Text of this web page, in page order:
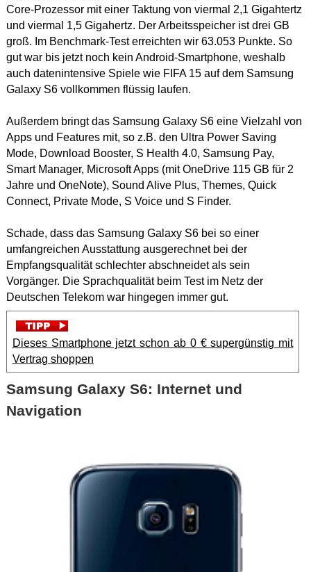
Core-Prozessor mit einer Taktung von viermal 2,1 Gigahtertz
und viermal 1,5 Gigahertz. Der Arbeitsspeicher ist drei GB
groß. Im Benchmark-Test erreichten wir 63.053 Punkte. So
gut war bis jetzt noch kein Android-Smartphone, weshalb
auch datenintensive Spiele wie FIFA 15 auf dem Samsung
Galaxy S6 vollkommen flüssig laufen.
Außerdem bringt das Samsung Galaxy S6 eine Vielzahl von
Apps und Features mit, so z.B. den Ultra Power Saving
Mode, Download Booster, S Health 4.0, Samsung Pay,
Smart Manager, Microsoft Apps (mit OneDrive 115 GB für 2
Jahre und OneNote), Sound Alive Plus, Themes, Quick
Connect, Private Mode, S Voice und S Finder.
Schade, dass das Samsung Galaxy S6 bei so einer
umfangreichen Ausstattung ausgerechnet bei der
Empfangsqualität schlechter abschneidet als sein
Vorgänger. Die Sprachqualität beim Test im Netz der
Deutschen Telekom war hingegen immer gut.
Dieses Smartphone jetzt schon ab 0 € supergünstig mit
Vertrag shoppen
Samsung Galaxy S6: Internet und
Navigation